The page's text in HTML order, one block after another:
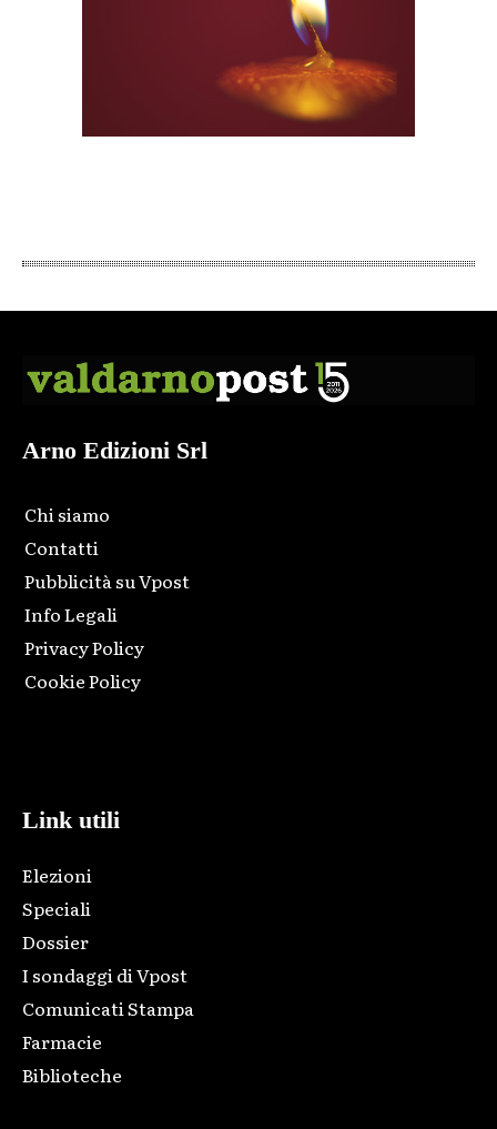
Arno Edizioni Srl
Chi siamo
Contatti
Pubblicità su Vpost
Info Legali
Privacy Policy
Cookie Policy
Link utili
Elezioni
Speciali
Dossier
I sondaggi di Vpost
Comunicati Stampa
Farmacie
Biblioteche